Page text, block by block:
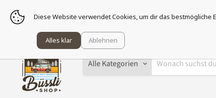
Sei
Alle Kategorien
Diese Website verwendet Cookies, um dir das bestmögliche
Alles klar Ablehnen